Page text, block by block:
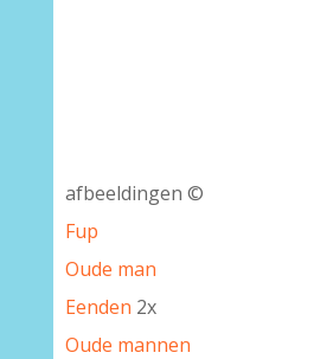
afbeeldingen ©
Fup
Oude man
Eenden 2x
Oude mannen